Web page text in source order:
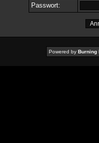
Passwort:
Powered by Burning